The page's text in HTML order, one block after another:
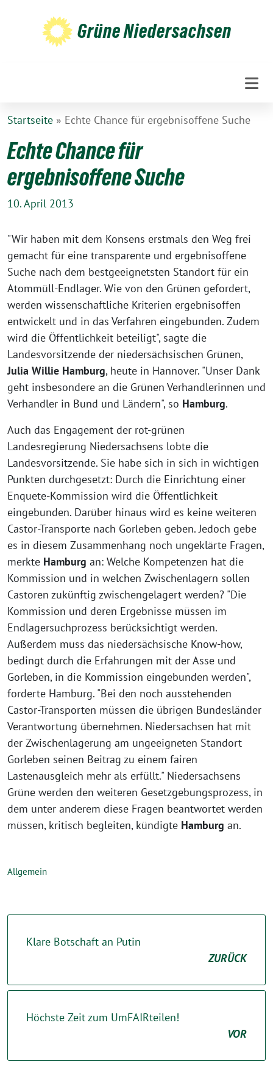
Grüne Niedersachsen
Startseite » Echte Chance für ergebnisoffene Suche
Echte Chance für
ergebnisoffene Suche
10. April 2013
"Wir haben mit dem Konsens erstmals den Weg frei
gemacht für eine transparente und ergebnisoffene
Suche nach dem bestgeeignetsten Standort für ein
Atommüll-Endlager. Wie von den Grünen gefordert,
werden wissenschaftliche Kriterien ergebnisoffen
entwickelt und in das Verfahren eingebunden. Zudem
wird die Öffentlichkeit beteiligt", sagte die
Landesvorsitzende der niedersächsischen Grünen,
Julia Willie Hamburg, heute in Hannover. "Unser Dank
geht insbesondere an die Grünen Verhandlerinnen und
Verhandler in Bund und Ländern", so Hamburg.
Auch das Engagement der rot-grünen
Landesregierung Niedersachsens lobte die
Landesvorsitzende. Sie habe sich in sich in wichtigen
Punkten durchgesetzt: Durch die Einrichtung einer
Enquete-Kommission wird die Öffentlichkeit
eingebunden. Darüber hinaus wird es keine weiteren
Castor-Transporte nach Gorleben geben. Jedoch gebe
es in diesem Zusammenhang noch ungeklärte Fragen,
merkte Hamburg an: Welche Kompetenzen hat die
Kommission und in welchen Zwischenlagern sollen
Castoren zukünftig zwischengelagert werden? "Die
Kommission und deren Ergebnisse müssen im
Endlagersuchprozess berücksichtigt werden.
Außerdem muss das niedersächsische Know-how,
bedingt durch die Erfahrungen mit der Asse und
Gorleben, in die Kommission eingebunden werden",
forderte Hamburg. "Bei den noch ausstehenden
Castor-Transporten müssen die übrigen Bundesländer
Verantwortung übernehmen. Niedersachsen hat mit
der Zwischenlagerung am ungeeigneten Standort
Gorleben seinen Beitrag zu einem fairen
Lastenausgleich mehr als erfüllt." Niedersachsens
Grüne werden den weiteren Gesetzgebungsprozess, in
dem unter anderem diese Fragen beantwortet werden
müssen, kritisch begleiten, kündigte Hamburg an.
Allgemein
Klare Botschaft an Putin
ZURÜCK
Höchste Zeit zum UmFAIRteilen!
VOR